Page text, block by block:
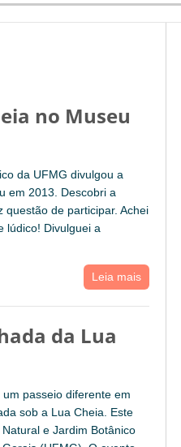
no Museu
da UFMG divulgou a
em 2013. Descobri a
questão de participar. Achei
lúdico! Divulguei a
Leia mais
da Lua
passeio diferente em
sob a Lua Cheia. Este
e Jardim Botânico